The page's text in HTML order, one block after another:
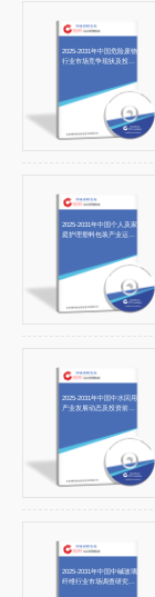
2025-2031年中国危险废物
行业市场竞争现状及投资
2025-2031年中国个人及家
庭护理塑料包装产业运营
2025-2031年中国中水回用
产业发展动态及投资前景
2025-2031年中国中碱玻璃
纤维行业市场调查研究及